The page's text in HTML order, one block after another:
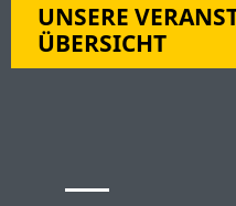
UNSERE
ÜBERSICHT